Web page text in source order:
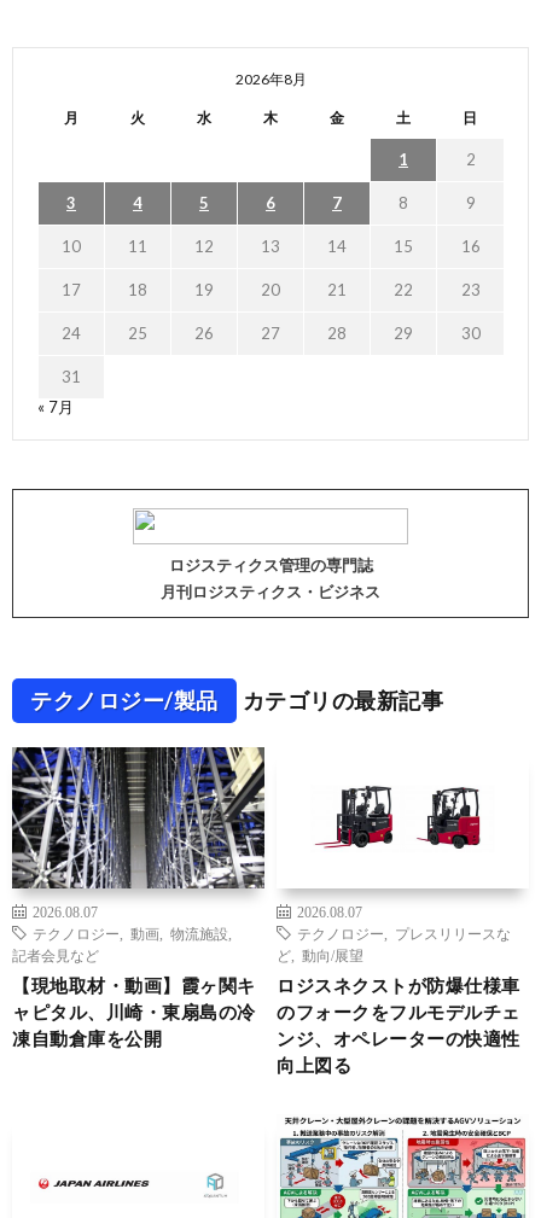
2026年8月
月 火 水 木 金 土 日
1 2
3 4 5 6 7 8 9
10 11 12 13 14 15 16
17 18 19 20 21 22 23
24 25 26 27 28 29 30
31
« 7月
ロジスティクス管理の専門誌
月刊ロジスティクス・ビジネス
テクノロジー/製品 カテゴリの最新記事
2026.08.07
テクノロジー
動画 物流施設
記者会見など
【現地取材・動画】霞ヶ関キ
ャピタル、川崎・東扇島の冷
凍自動倉庫を公開
2026.08.07
テクノロジー
プレスリリースな
ど
動向/展望
ロジスネクストが防爆仕様車
のフォークをフルモデルチェ
ンジ、オペレーターの快適性
向上図る